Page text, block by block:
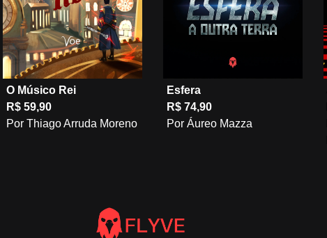
O Músico Rei
R$ 59,90
Por Thiago Arruda Moreno
Esfera
R$ 74,90
Por Áureo Mazza